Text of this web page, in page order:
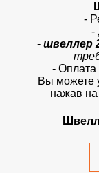
-
-
- швеллер
- Оплата
Вы можете
нажав